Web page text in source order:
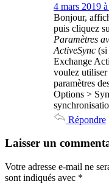
4 mars 2019
Bonjour,
puis cliquez
Paramètres
ActiveSync (si
Exchange
voulez
paramètres
Options >
Répondre
Laisser un
Votre adresse e-mail ne
sont indiqués avec *